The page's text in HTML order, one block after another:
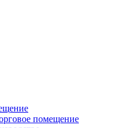
помещение